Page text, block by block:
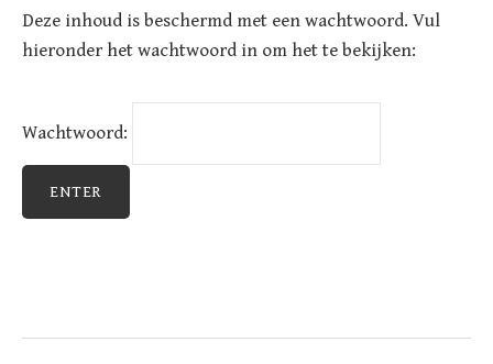
Deze inhoud is beschermd met een wachtwoord. Vul
hieronder het wachtwoord in om het te bekijken:
Wachtwoord: